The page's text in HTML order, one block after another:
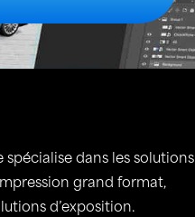
dans les solutions
grand format,
d’exposition.